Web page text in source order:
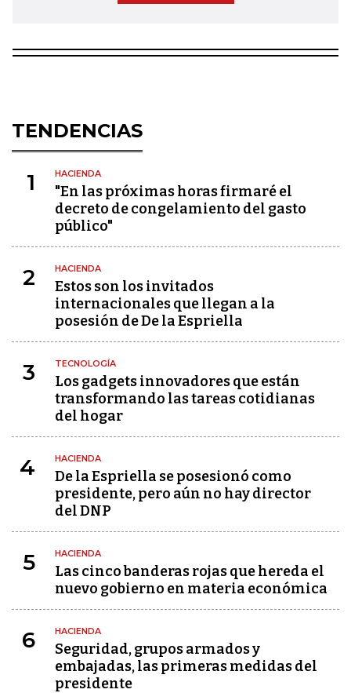
TENDENCIAS
1 HACIENDA
"En las próximas horas firmaré el
decreto de congelamiento del gasto
público"
2 HACIENDA
Estos son los invitados
internacionales que llegan a la
posesión de De la Espriella
3 TECNOLOGÍA
Los gadgets innovadores que están
transformando las tareas cotidianas
del hogar
4 HACIENDA
De la Espriella se posesionó como
presidente, pero aún no hay director
del DNP
5 HACIENDA
Las cinco banderas rojas que hereda el
nuevo gobierno en materia económica
6 HACIENDA
Seguridad, grupos armados y
embajadas, las primeras medidas del
presidente